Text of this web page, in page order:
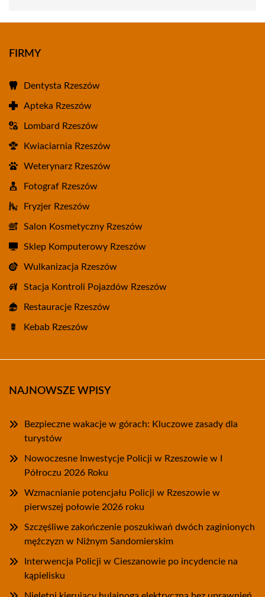
FIRMY
Dentysta Rzeszów
Apteka Rzeszów
Lombard Rzeszów
Kwiaciarnia Rzeszów
Weterynarz Rzeszów
Fotograf Rzeszów
Fryzjer Rzeszów
Salon Kosmetyczny Rzeszów
Sklep Komputerowy Rzeszów
Wulkanizacja Rzeszów
Stacja Kontroli Pojazdów Rzeszów
Restauracje Rzeszów
Kebab Rzeszów
NAJNOWSZE WPISY
Bezpieczne wakacje w górach: Kluczowe zasady dla
turystów
Nowoczesne Inwestycje Policji w Rzeszowie w I
Półroczu 2026 Roku
Wzmacnianie potencjału Policji w Rzeszowie w
pierwszej połowie 2026 roku
Szczęśliwe zakończenie poszukiwań dwóch zaginionych
mężczyzn w Niżnym Sandomierskim
Interwencja Policji w Cieszanowie po incydencie na
kąpielisku